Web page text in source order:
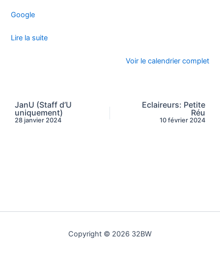
Google
Lire la suite
Voir le calendrier complet
JanU (Staff d’U
uniquement)
28 janvier 2024
Eclaireurs: Petite
Réu
10 février 2024
Copyright © 2026 32BW